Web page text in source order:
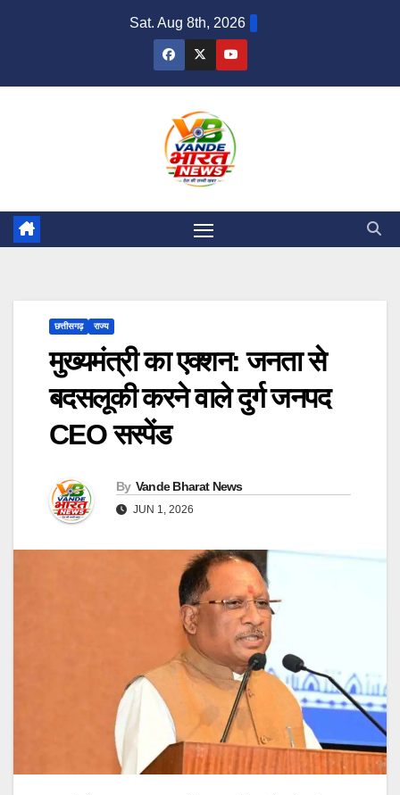
Sat. Aug 8th, 2026
छत्तीसगढ़ राज्य
मुख्यमंत्री का एक्शन: जनता से
बदसलूकी करने वाले दुर्ग जनपद
CEO सस्पेंड
By Vande Bharat News
JUN 1, 2026